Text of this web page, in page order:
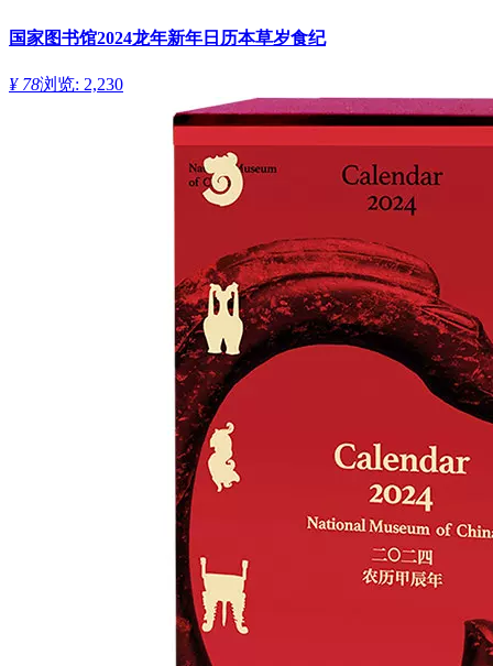
国家图书馆2024龙年新年日历本草岁食纪
¥ 78浏览: 2,230